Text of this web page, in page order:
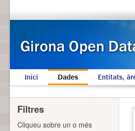
Inici Dades Entitats,
Filtres
Cliqueu sobre un o més